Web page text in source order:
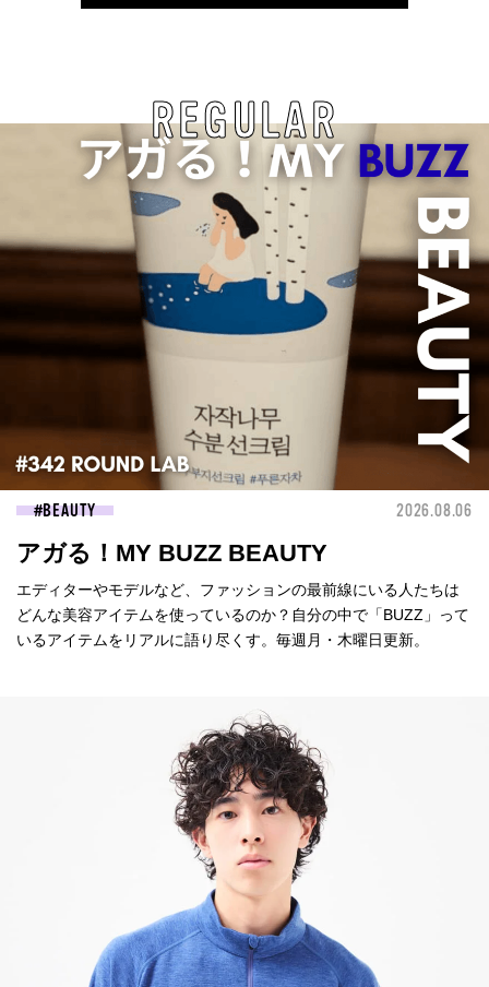
REGULAR
BEAUTY 2026.08.06
アガる！MY BUZZ BEAUTY
エディターやモデルなど、ファッションの最前線にいる人たちは
どんな美容アイテムを使っているのか？自分の中で「BUZZ」って
いるアイテムをリアルに語り尽くす。毎週月・木曜日更新。